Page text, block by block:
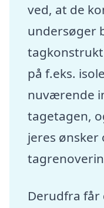
ved, at de
undersøger
på f.eks.
nuværende
tagetagen,
jeres
Derudfra får